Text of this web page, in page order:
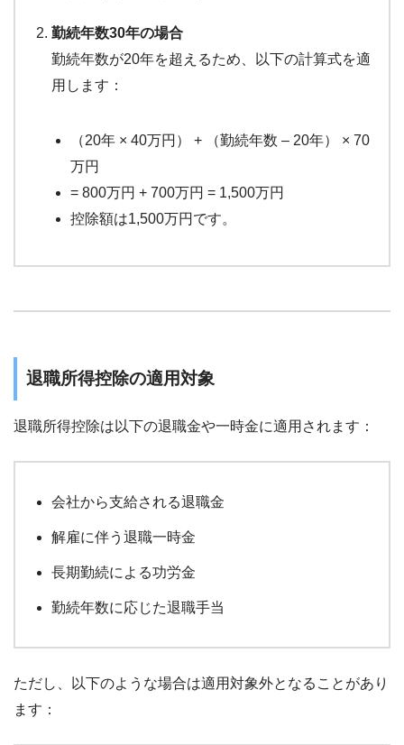
勤続年数30年の場合
勤続年数が20年を超えるため、以下の計算式を適
用します：
（20年 × 40万円） + （勤続年数 – 20年） × 70
万円
= 800万円 + 700万円 = 1,500万円
控除額は1,500万円です。
退職所得控除の適用対象
退職所得控除は以下の退職金や一時金に適用されます：
会社から支給される退職金
解雇に伴う退職一時金
長期勤続による功労金
勤続年数に応じた退職手当
ただし、以下のような場合は適用対象外となることがあり
ます：